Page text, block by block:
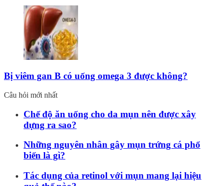
Bị viêm gan B có uống omega 3 được không?
Câu hỏi mới nhất
Chế độ ăn uống cho da mụn nên được xây
dựng ra sao?
Những nguyên nhân gây mụn trứng cá phổ
biến là gì?
Tác dụng của retinol với mụn mang lại hiệu